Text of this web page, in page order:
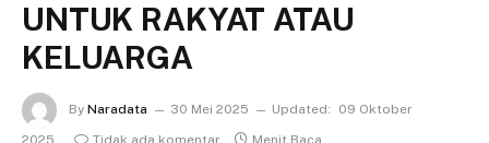
UNTUK RAKYAT ATAU
KELUARGA
By Naradata 30 Mei 2025 Updated:
09 Oktober
2025
Tidak ada komentar Menit Baca